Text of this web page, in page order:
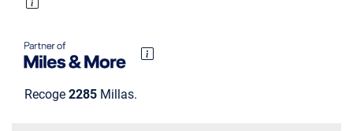
Recoge 2285 Millas.